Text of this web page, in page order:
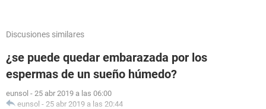
Discusiones similares
¿se puede quedar embarazada por los
espermas de un sueño húmedo?
eunsol - 25 abr 2019 a las 06:00
eunsol - 25 abr 2019 a las 20:44